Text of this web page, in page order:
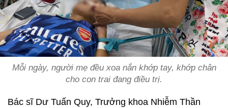
Mỗi ngày, người mẹ đều xoa nắn khớp tay, khớp chân
cho con trai đang điều trị.
Bác sĩ Dư Tuấn Quy, Trưởng khoa Nhiễm Thần